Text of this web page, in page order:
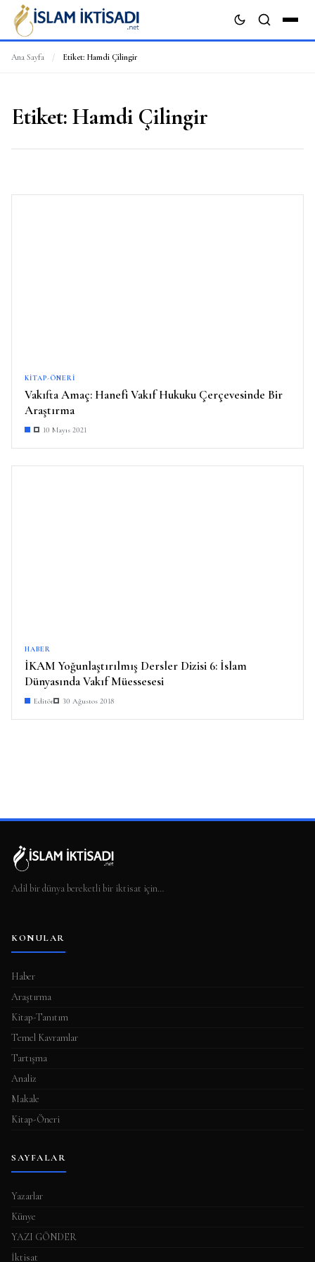
Ana Sayfa / Etiket: Hamdi Çilingir
Etiket: Hamdi Çilingir
KITAP-ÖNERI
Vakıfta Amaç: Hanefi Vakıf Hukuku Çerçevesinde Bir
Araştırma
10 Mayıs 2021
HABER
İKAM Yoğunlaştırılmış Dersler Dizisi 6: İslam
Dünyasında Vakıf Müessesesi
Editör 30 Ağustos 2018
Adil bir dünya bereketli bir iktisat için…
KONULAR
Haber
Araştırma
Kitap-Tanıtım
Temel Kavramlar
Tartışma
Analiz
Makale
Kitap-Öneri
SAYFALAR
Yazarlar
Künye
YAZI GÖNDER
İktisat